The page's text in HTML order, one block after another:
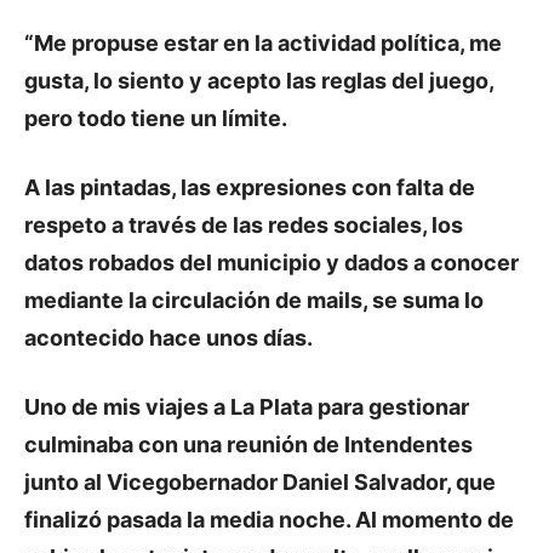
“Me propuse estar en la actividad política, me
gusta, lo siento y acepto las reglas del juego,
pero todo tiene un límite.
A las pintadas, las expresiones con falta de
respeto a través de las redes sociales, los
datos robados del municipio y dados a conocer
mediante la circulación de mails, se suma lo
acontecido hace unos días.
Uno de mis viajes a La Plata para gestionar
culminaba con una reunión de Intendentes
junto al Vicegobernador Daniel Salvador, que
finalizó pasada la media noche. Al momento de